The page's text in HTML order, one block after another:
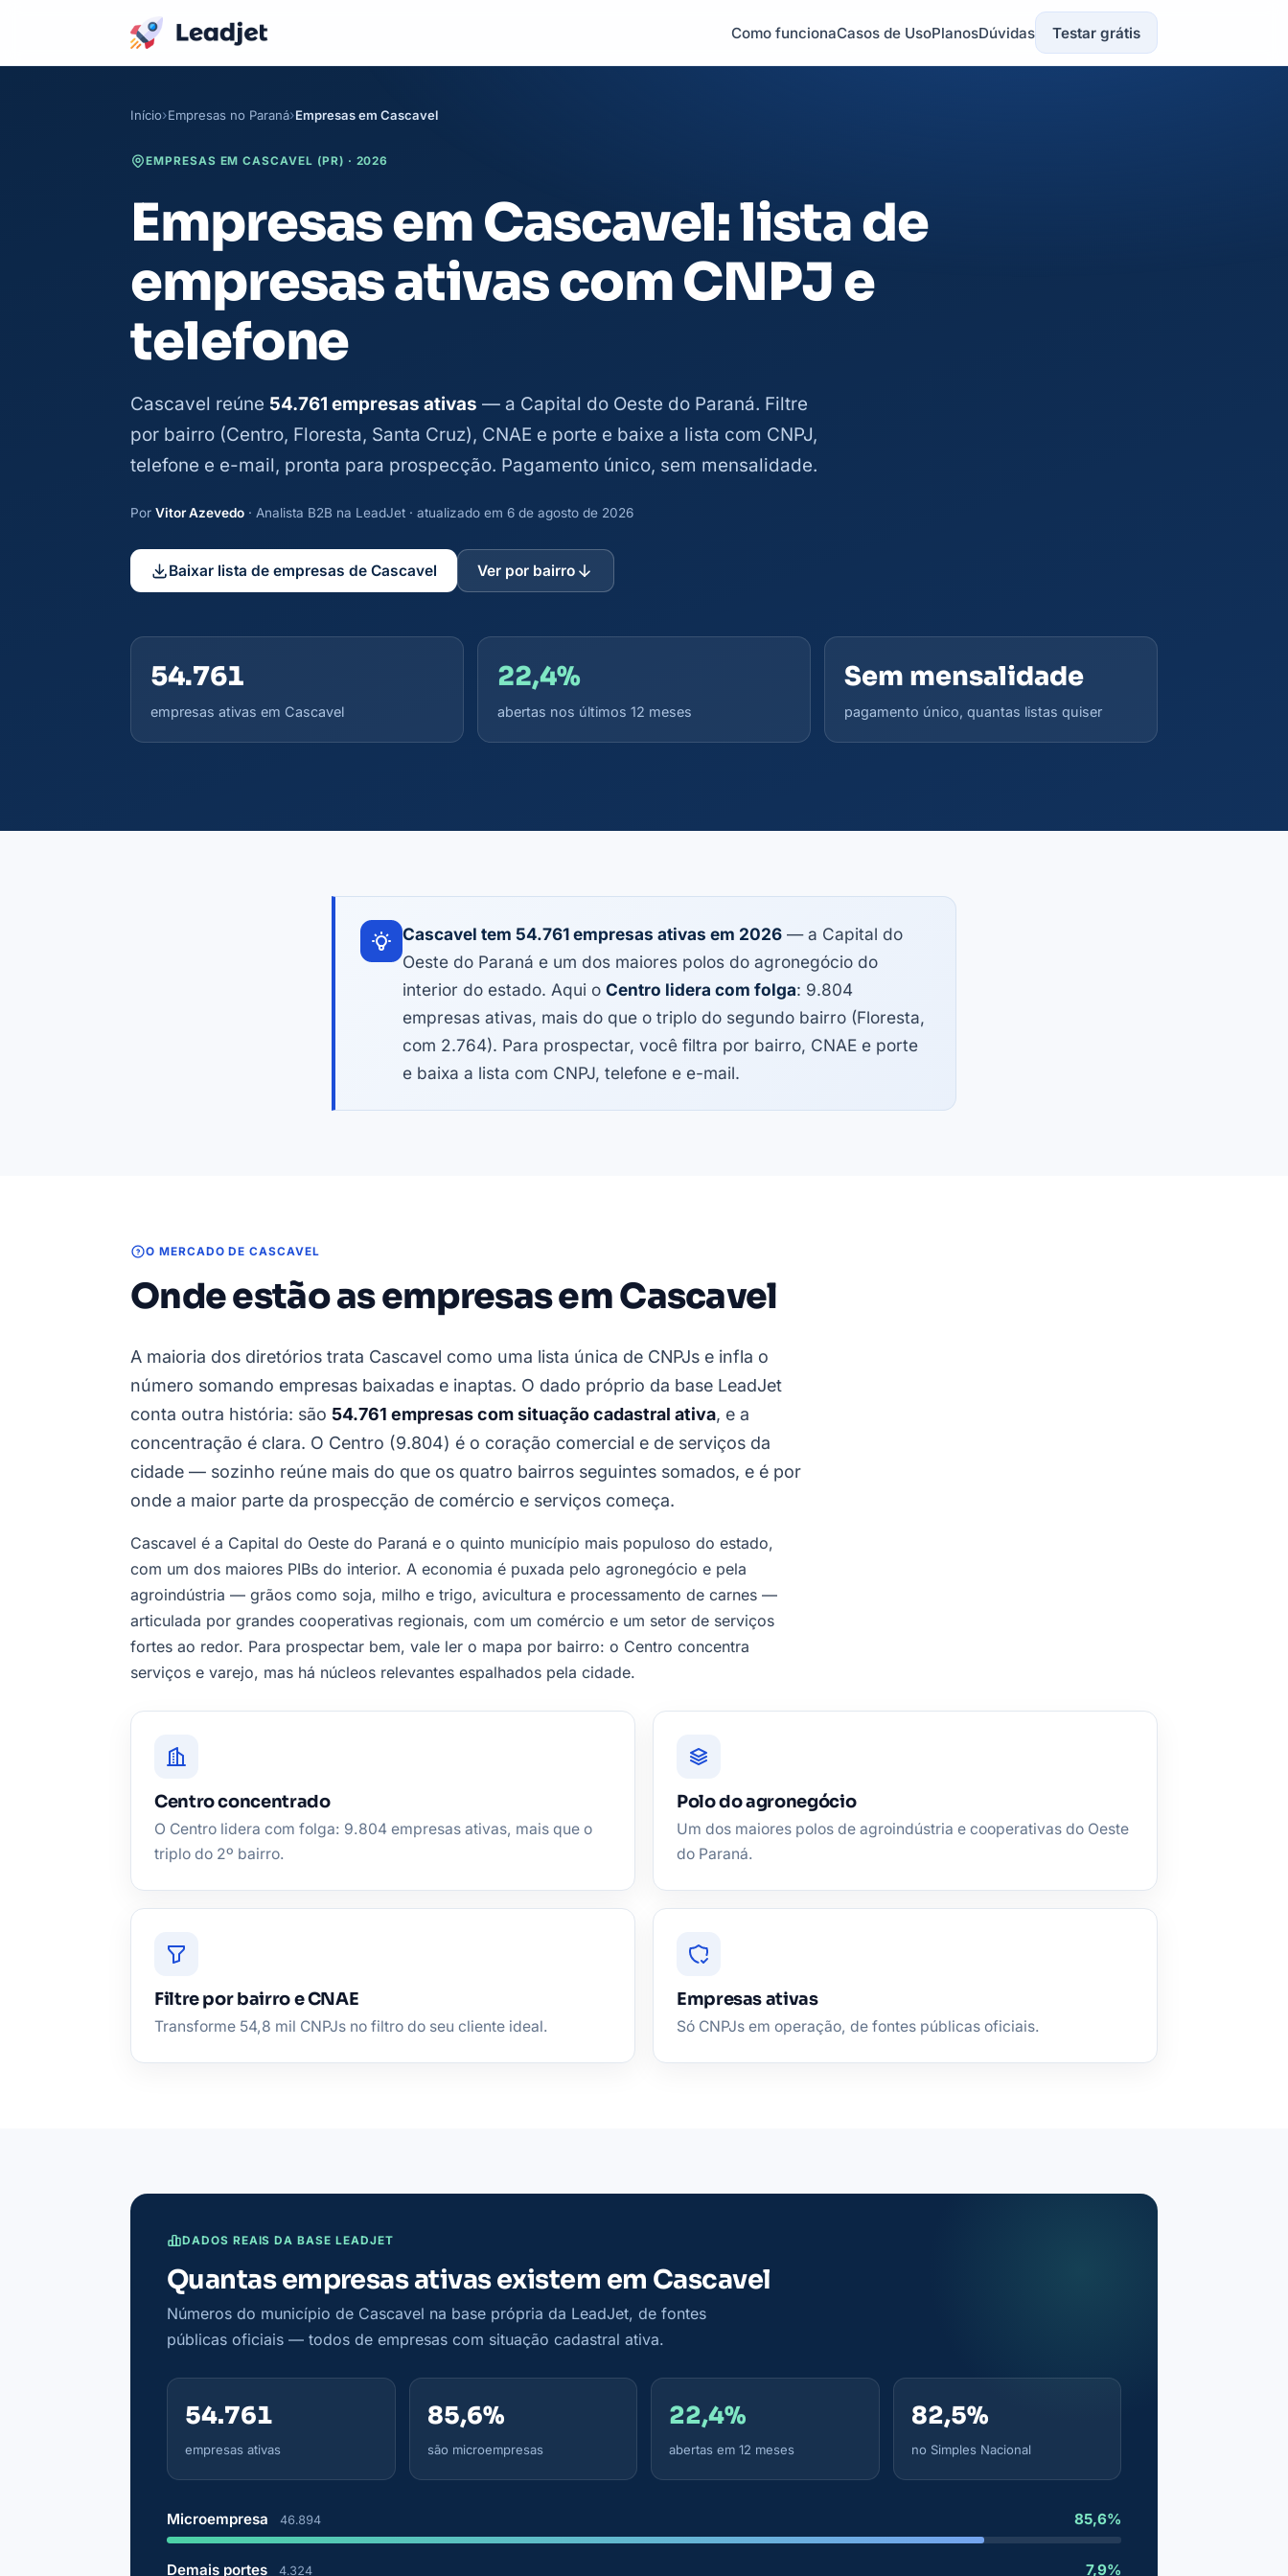
Como funcionaCasos de UsoPlanosDúvidas Testar grátis
Início Empresas no Paraná Empresas em Cascavel
EMPRESAS EM CASCAVEL (PR) · 2026
Empresas em Cascavel: lista de
empresas ativas com CNPJ e
telefone
Cascavel reúne 54.761 empresas ativas — a Capital do Oeste do Paraná. Filtre
por bairro (Centro, Floresta, Santa Cruz), CNAE e porte e baixe a lista com CNPJ,
telefone e e-mail, pronta para prospecção. Pagamento único, sem mensalidade.
Por Vitor Azevedo · Analista B2B na LeadJet · atualizado em 6 de agosto de 2026
Baixar lista de empresas de Cascavel Ver por bairro
54.761
empresas ativas em Cascavel
22,4%
abertas nos últimos 12 meses
Sem mensalidade
pagamento único, quantas listas quiser
Cascavel tem 54.761 empresas ativas em 2026 — a Capital do
Oeste do Paraná e um dos maiores polos do agronegócio do
interior do estado. Aqui o Centro lidera com folga: 9.804
empresas ativas, mais do que o triplo do segundo bairro (Floresta,
com 2.764). Para prospectar, você filtra por bairro, CNAE e porte
e baixa a lista com CNPJ, telefone e e-mail.
O MERCADO DE CASCAVEL
Onde estão as empresas em Cascavel
A maioria dos diretórios trata Cascavel como uma lista única de CNPJs e infla o
número somando empresas baixadas e inaptas. O dado próprio da base LeadJet
conta outra história: são 54.761 empresas com situação cadastral ativa, e a
concentração é clara. O Centro (9.804) é o coração comercial e de serviços da
cidade — sozinho reúne mais do que os quatro bairros seguintes somados, e é por
onde a maior parte da prospecção de comércio e serviços começa.
Cascavel é a Capital do Oeste do Paraná e o quinto município mais populoso do estado,
com um dos maiores PIBs do interior. A economia é puxada pelo agronegócio e pela
agroindústria — grãos como soja, milho e trigo, avicultura e processamento de carnes —
articulada por grandes cooperativas regionais, com um comércio e um setor de serviços
fortes ao redor. Para prospectar bem, vale ler o mapa por bairro: o Centro concentra
serviços e varejo, mas há núcleos relevantes espalhados pela cidade.
Centro concentrado
O Centro lidera com folga: 9.804 empresas ativas, mais que o
triplo do 2º bairro.
Polo do agronegócio
Um dos maiores polos de agroindústria e cooperativas do Oeste
do Paraná.
Filtre por bairro e CNAE
Transforme 54,8 mil CNPJs no filtro do seu cliente ideal.
Empresas ativas
Só CNPJs em operação, de fontes públicas oficiais.
DADOS REAIS DA BASE LEADJET
Quantas empresas ativas existem em Cascavel
Números do município de Cascavel na base própria da LeadJet, de fontes
públicas oficiais — todos de empresas com situação cadastral ativa.
54.761
empresas ativas
85,6%
são microempresas
22,4%
abertas em 12 meses
82,5%
no Simples Nacional
Microempresa 46.894 85,6%
Demais portes 4.324 7,9%